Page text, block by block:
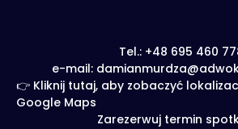
Tel.: +48 695 460
e-mail:
👉 Kliknij tutaj, aby zobaczyć
Google Maps
Zarezerwuj termin